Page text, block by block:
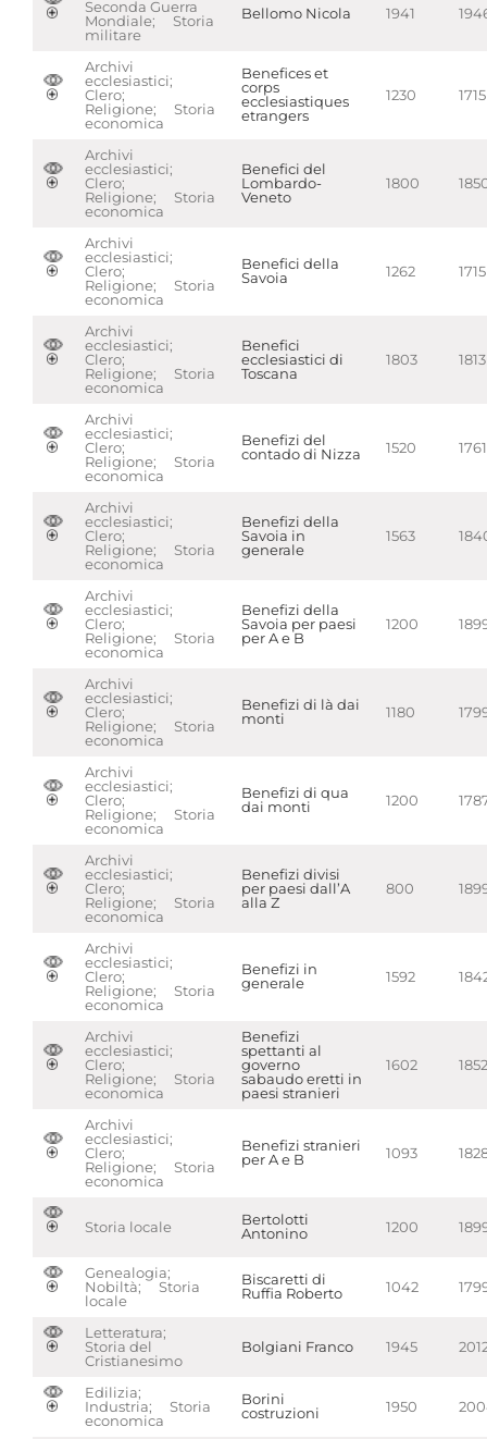
Seconda Guerra
Mondiale; Storia
militare
Bellomo Nicola 1941
Archivi
ecclesiastici;
Clero;
Religione; Storia
economica
Benefices et
corps
ecclesiastiques
etrangers
1230 1715
Archivi
ecclesiastici;
Clero;
Religione; Storia
economica
Benefici del
Lombardo-
Veneto
1800
Archivi
ecclesiastici;
Clero;
Religione; Storia
economica
Benefici della
Savoia
1262 1715
Archivi
ecclesiastici;
Clero;
Religione; Storia
economica
Benefici
ecclesiastici di
Toscana
1803 1813
Archivi
ecclesiastici;
Clero;
Religione; Storia
economica
Benefizi del
contado di Nizza
1520 1761
Archivi
ecclesiastici;
Clero;
Religione; Storia
economica
Benefizi della
Savoia in
generale
1563
Archivi
ecclesiastici;
Clero;
Religione; Storia
economica
Benefizi della
Savoia per paesi
per A e B
1200
Archivi
ecclesiastici;
Clero;
Religione; Storia
economica
Benefizi di là dai
monti
1180
Archivi
ecclesiastici;
Clero;
Religione; Storia
economica
Benefizi di qua
dai monti
1200
Archivi
ecclesiastici;
Clero;
Religione; Storia
economica
Benefizi divisi
per paesi dall’A
alla Z
800
Archivi
ecclesiastici;
Clero;
Religione; Storia
economica
Benefizi in
generale
1592
Archivi
ecclesiastici;
Clero;
Religione; Storia
economica
Benefizi
spettanti al
governo
sabaudo eretti in
paesi stranieri
1602 1852
Archivi
ecclesiastici;
Clero;
Religione; Storia
economica
Benefizi stranieri
per A e B
1093
Storia locale
Bertolotti
Antonino
1200
Genealogia;
Nobiltà; Storia
locale
Biscaretti di
Ruffia Roberto
1042
Letteratura;
Storia del
Cristianesimo
Bolgiani Franco 1945
Edilizia;
Industria; Storia
economica
Borini
costruzioni
1950